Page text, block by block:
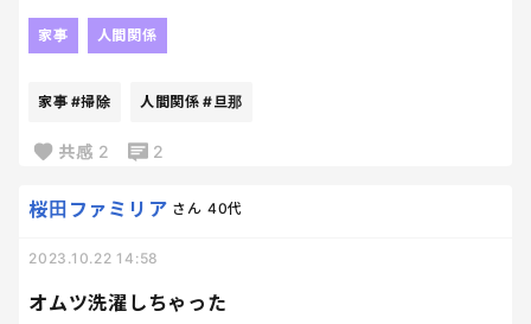
思うと心が折れる🤣！！w
家事 人間関係
家事 #掃除 人間関係 #旦那
共感 2 2
オムツ洗濯しちゃった
桜田ファミリア さん 40代
2023.10.22 14:58